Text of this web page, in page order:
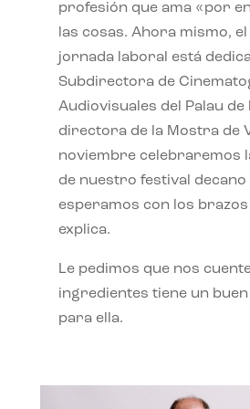
profesión que ama «por
las cosas. Ahora mismo, el
jornada laboral está
Subdirectora de
Audiovisuales del Palau de
directora de la Mostra de
noviembre celebraremos
de nuestro festival decano
esperamos con los
explica.
Le pedimos que nos
ingredientes tiene un
para ella.